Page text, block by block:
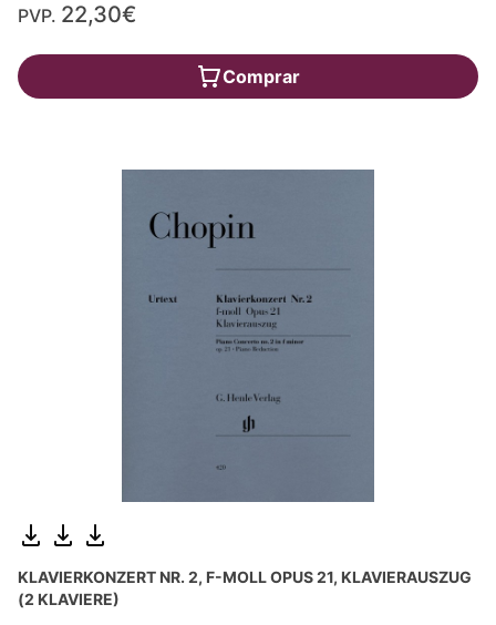
PVP. 22,30€
Comprar
KLAVIERKONZERT NR. 2, F-MOLL OPUS 21, KLAVIERAUSZUG
(2 KLAVIERE)